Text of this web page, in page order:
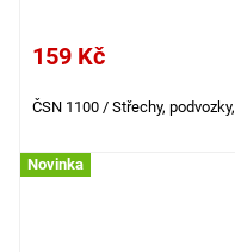
159 Kč
ČSN 1100 / Střechy,
Novinka